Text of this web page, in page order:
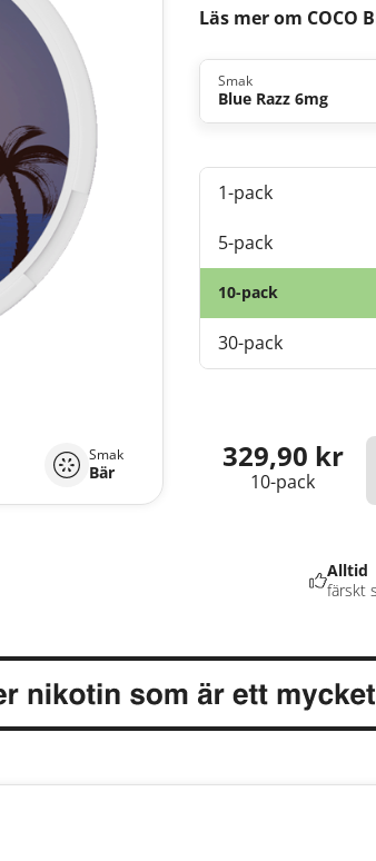
Läs mer om COCO
Smak
Bär
Smak
Blue Razz 6mg
1-pack
5-pack
10-pack
30-pack
329,90 kr
10-pack
Alltid
färskt